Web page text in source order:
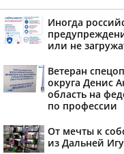
Иногда
или не
Ветеран
округа Денис
область на
по профессии
От мечты к
из Дальней